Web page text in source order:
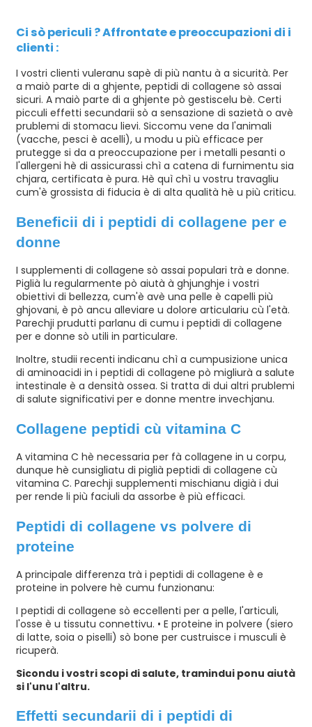
Ci sò periculi ? Affrontate e preoccupazioni di i
clienti :
I vostri clienti vuleranu sapè di più nantu à a sicurità. Per
a maiò parte di a ghjente, peptidi di collagene sò assai
sicuri. A maiò parte di a ghjente pò gestiscelu bè. Certi
picculi effetti secundarii sò a sensazione di sazietà o avè
prublemi di stomacu lievi. Siccomu vene da l'animali
(vacche, pesci è acelli), u modu u più efficace per
prutegge si da a preoccupazione per i metalli pesanti o
l'allergeni hè di assicurassi chì a catena di furnimentu sia
chjara, certificata è pura. Hè quì chì u vostru travagliu
cum'è grossista di fiducia è di alta qualità hè u più criticu.
Beneficii di i peptidi di collagene per e
donne
I supplementi di collagene sò assai populari trà e donne.
Piglià lu regularmente pò aiutà à ghjunghje i vostri
obiettivi di bellezza, cum'è avè una pelle è capelli più
ghjovani, è pò ancu alleviare u dolore articulariu cù l'età.
Parechji prudutti parlanu di cumu i peptidi di collagene
per e donne sò utili in particulare.
Inoltre, studii recenti indicanu chì a cumpusizione unica
di aminoacidi in i peptidi di collagene pò migliurà a salute
intestinale è a densità ossea. Si tratta di dui altri prublemi
di salute significativi per e donne mentre invechjanu.
Collagene peptidi cù vitamina C
A vitamina C hè necessaria per fà collagene in u corpu,
dunque hè cunsigliatu di piglià peptidi di collagene cù
vitamina C. Parechji supplementi mischianu digià i dui
per rende li più faciuli da assorbe è più efficaci.
Peptidi di collagene vs polvere di
proteine
A principale differenza trà i peptidi di collagene è e
proteine ​​in polvere hè cumu funzionanu:
I peptidi di collagene sò eccellenti per a pelle, l'articuli,
l'osse è u tissutu connettivu. • E proteine ​​in polvere (siero
di latte, soia o piselli) sò bone per custruisce i musculi è
ricuperà.
Sicondu i vostri scopi di salute, tramindui ponu aiutà
si l'unu l'altru.
Effetti secundarii di i peptidi di